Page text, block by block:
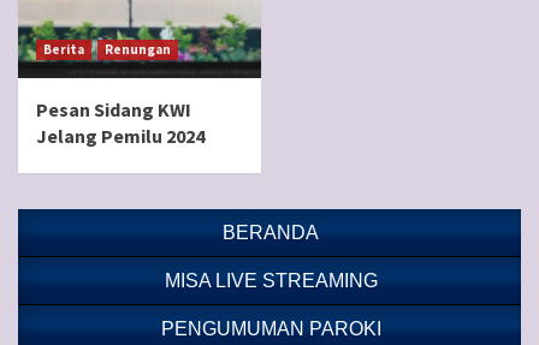
Berita Renungan
Pesan Sidang KWI
Jelang Pemilu 2024
BERANDA
MISA LIVE STREAMING
PENGUMUMAN PAROKI